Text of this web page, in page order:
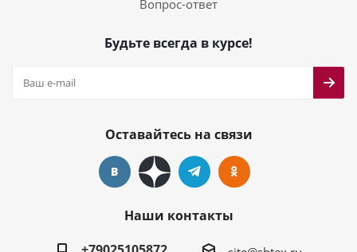
Вопрос-ответ
Будьте всегда в курсе!
Оставайтесь на связи
Наши контакты